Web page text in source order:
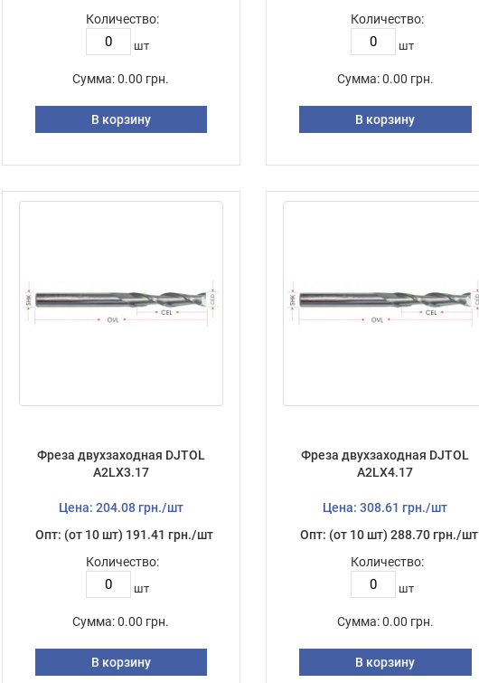
Количество:
шт
Сумма: 0.00 грн.
В корзину
Количество:
шт
Сумма: 0.00 грн.
В корзину
Фреза двухзаходная DJTOL
А2LX3.17
Цена: 204.08 грн./шт
Опт: (от 10 шт) 191.41 грн./шт
Количество:
шт
Сумма: 0.00 грн.
В корзину
Фреза двухзаходная DJTOL
А2LX4.17
Цена: 308.61 грн./шт
Опт: (от 10 шт) 288.70 грн./шт
Количество:
шт
Сумма: 0.00 грн.
В корзину